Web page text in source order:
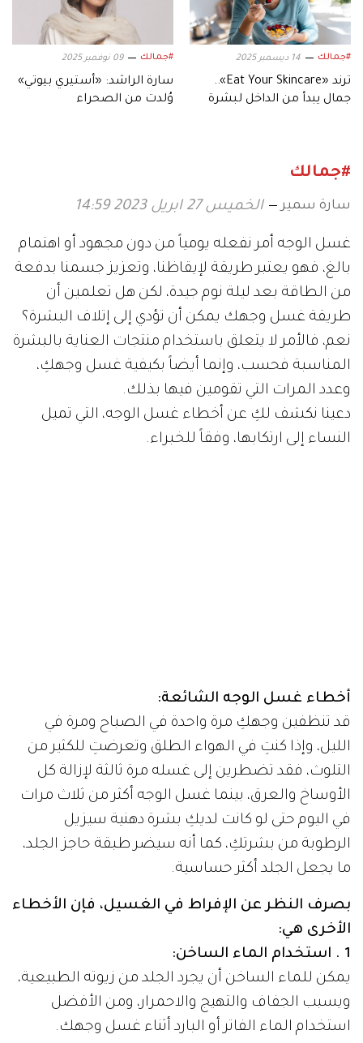
#جمالك 14 ديسمبر 2025
ترند «Eat Your Skincare»..
جمال يبدأ من الداخل لبشرة
#جمالك 09 نوفمبر 2025
سارة الراشد: «أستيري بيوتي»
وُلدت من الصحراء
#جمالك
سارة سمير الخميس 27 ابريل 2023 14:59
غسل الوجه أمر نفعله يومياً من دون مجهود أو اهتمام
بالغ، فهو يعتبر طريقة لإيقاظنا، وتعزيز جسمنا بدفعة
من الطاقة بعد ليلة نوم جيدة، لكن هل تعلمين أن
طريقة غسل وجهك يمكن أن تؤدي إلى إتلاف البشرة؟
نعم، فالأمر لا يتعلق باستخدام منتجات العناية بالبشرة
المناسبة فحسب، وإنما أيضاً بكيفية غسل وجهكِ،
وعدد المرات التي تقومين فيها بذلك.
دعينا نكشف لكِ عن أخطاء غسل الوجه، التي تميل
النساء إلى ارتكابها، وفقاً للخبراء.
أخطاء غسل الوجه الشائعة:
قد تنظفين وجهكِ مرة واحدة في الصباح ومرة في
الليل، وإذا كنتِ في الهواء الطلق وتعرضتِ للكثير من
التلوث، فقد تضطرين إلى غسله مرة ثالثة لإزالة كل
الأوساخ والعرق، بينما غسل الوجه أكثر من ثلاث مرات
في اليوم حتى لو كانت لديكِ بشرة دهنية سيزيل
الرطوبة من بشرتكِ، كما أنه سيضر طبقة حاجز الجلد،
ما يجعل الجلد أكثر حساسية.
بصرف النظر عن الإفراط في الغسيل، فإن الأخطاء
الأخرى هي:
1 . استخدام الماء الساخن:
يمكن للماء الساخن أن يجرد الجلد من زيوته الطبيعية،
ويسبب الجفاف والتهيج والاحمرار، ومن الأفضل
استخدام الماء الفاتر أو البارد أثناء غسل وجهك.